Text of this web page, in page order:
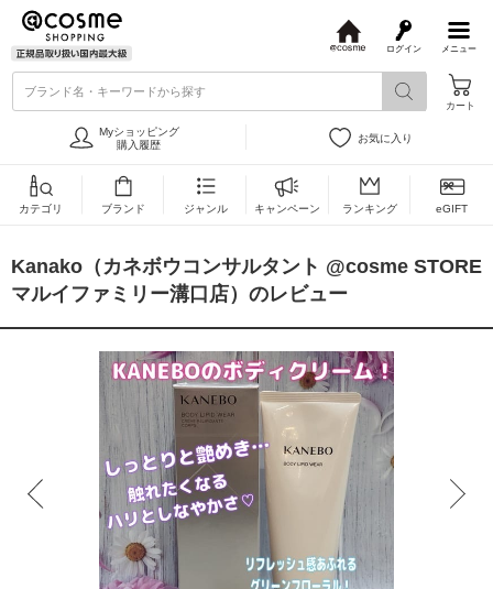
メニュー
ログイン
s
ブランド名・キーワードから探す
カート
Myショッピング
購入履歴
お気に入り
カテゴリ ブランド ジャンル キャンペーン ランキング eGIFT
Kanako（カネボウコンサルタント @cosme STORE
マルイファミリー溝口店）のレビュー